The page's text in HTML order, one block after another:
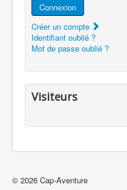
Connexion
Créer un compte
Identifiant oublié ?
Mot de passe oublié ?
Visiteurs
© 2026 Cap-Aventure